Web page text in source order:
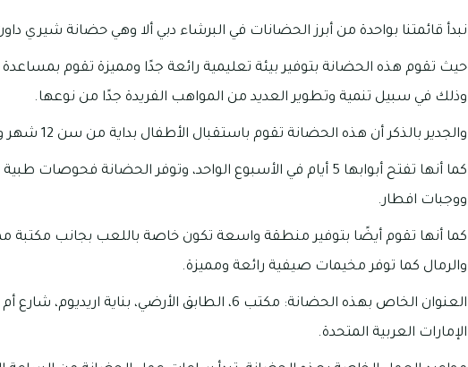
نبدأ قائمتنا بواحدة من أبرز الحضانات في البرشاء دبي ألا وهي حضانة شيري
حيث تقوم هذه الحضانة بتوفير بيئة تعليمية رائعة جدًا ومميزة تقوم
وذلك في سبيل تنمية وتطوير العديد من المواهب الفريدة جدًا من نوعها.
والجدير بالذكر أن هذه الحضانة تقوم باستقبال الأطفال بداية من سن 12 شهر وحتى عمر الـ 4 سنوات.
كما أنها تفتح أبوابها 5 أيام في الأسبوع الواحد، وتوفر الحضانة
ووجبات افطار.
كما أنها تقوم أيضًا بتوفير منطقة واسعة تكون خاصة باللعب بجانب مكتبة
والرمال كما توفر مخيمات صيفية رائعة ومميزة.
الإمارات العربية المتحدة.